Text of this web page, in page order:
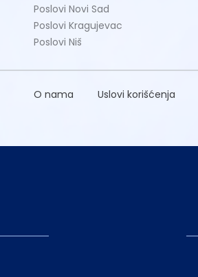
Poslovi Novi Sad
Poslovi Kragujevac
Poslovi Niš
O nama Uslovi korišćenja